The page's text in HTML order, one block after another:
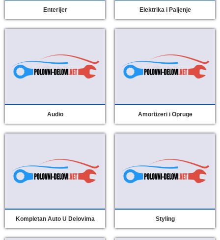
Enterijer Elektrika i Paljenje
Audio Amortizeri i Opruge
Kompletan Auto U Delovima Styling